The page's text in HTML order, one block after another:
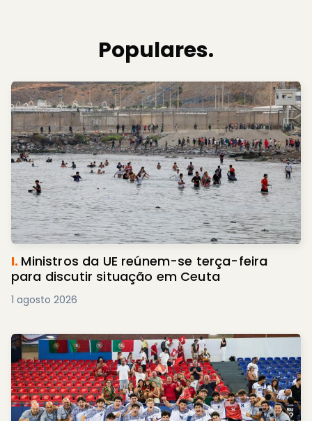
Populares.
I. Ministros da UE reúnem-se terça-feira
para discutir situação em Ceuta
1 agosto 2026